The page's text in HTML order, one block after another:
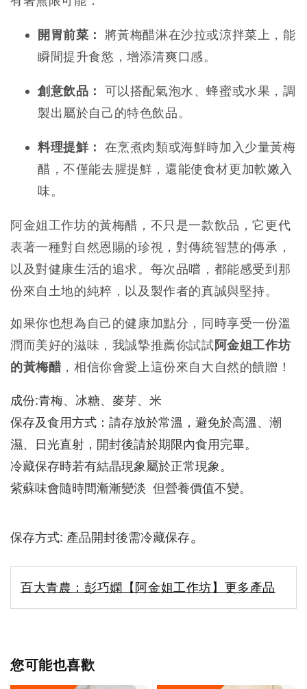
開胃前菜：
將黃梅醋淋在沙拉或涼拌菜上，能
瞬間提升食慾，增添清爽口感。
創意飲品： 可以搭配氣泡水、蜂蜜或水果，調
製出屬於自己的特色飲品。
料理提鮮： 在烹煮肉類或海鮮時加入少量黃梅
醋，不僅能去腥提鮮，還能使食材更加軟嫩入
味。
阿金姐工作坊的黃梅醋，不只是一款飲品，它更代
表著一種對自然恩賜的珍視，對傳統智慧的傳承，
以及對健康生活的追求。每次品嚐，都能感受到那
份來自土地的純粹，以及製作者的真誠與堅持。
如果你也想為自己的健康加點分，同時享受一份溫
潤而美好的滋味，我誠摯推薦你試試阿金姐工作坊
的黃梅醋，相信你會愛上這份來自大自然的饋贈！
成份:青梅、冰糖、麥芽、米
保存及食用方式：請存放於常溫，避免於高溫、潮
濕、日光直射，開封後請於期限內食用完畢。
冷藏保存時若有結晶現象屬於正常現象。
紫蘇味會隨時間漸漸變淡  但營養價值不變。
保存方式: 產品開封後需冷藏保存。
百大青農：彭巧嫻【阿金姐工作坊】更多產品
您可能也喜歡